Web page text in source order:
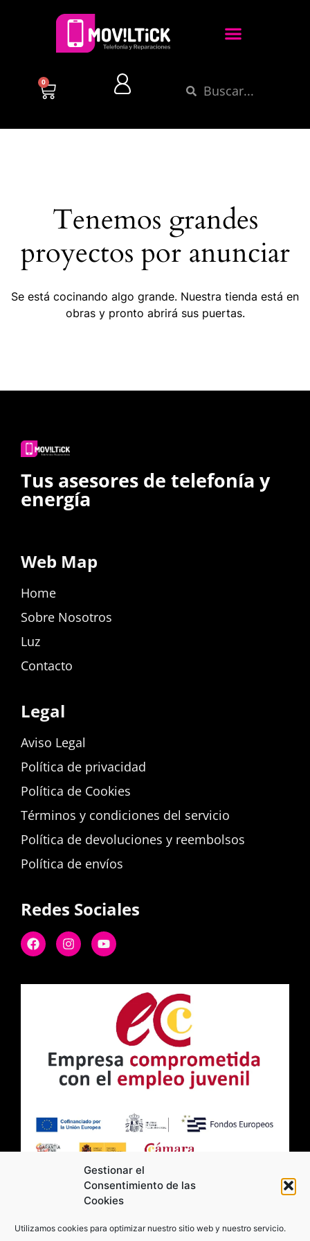
Gestionar el
Consentimiento de las
Cookies
Utilizamos cookies para optimizar nuestro sitio web y nuestro servicio.
0
Tenemos grandes
proyectos por anunciar
Se está cocinando algo grande. Nuestra tienda está en
obras y pronto abrirá sus puertas.
Tus asesores de telefonía y
energía
Web Map
Home
Sobre Nosotros
Luz
Contacto
Legal
Aviso Legal
Política de privacidad
Política de Cookies
Términos y condiciones del servicio
Política de devoluciones y reembolsos
Política de envíos
Redes Sociales
2026 Moviltick technologies. Todos los